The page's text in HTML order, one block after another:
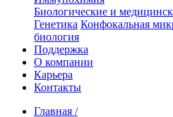
Биологические и
Генетика Конфокальная
биология
Поддержка
О компании
Карьера
Контакты
Главная /